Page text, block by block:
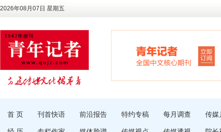
2026年08月07日 星期五
首 页 刊首快语 前沿报告 特约专稿 每月调查 传媒